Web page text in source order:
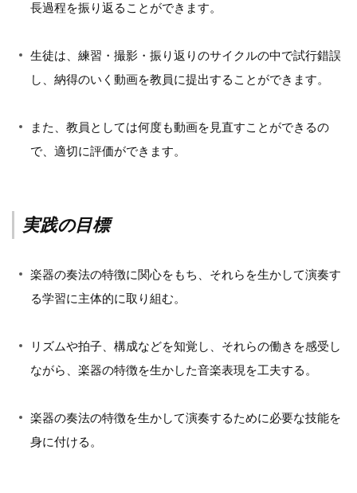
長過程を振り返ることができます。
生徒は、練習・撮影・振り返りのサイクルの中で試行錯誤
し、納得のいく動画を教員に提出することができます。
また、教員としては何度も動画を見直すことができるの
で、適切に評価ができます。
実践の目標
楽器の奏法の特徴に関心をもち、それらを生かして演奏す
る学習に主体的に取り組む。
リズムや拍子、構成などを知覚し、それらの働きを感受し
ながら、楽器の特徴を生かした音楽表現を工夫する。
楽器の奏法の特徴を生かして演奏するために必要な技能を
身に付ける。